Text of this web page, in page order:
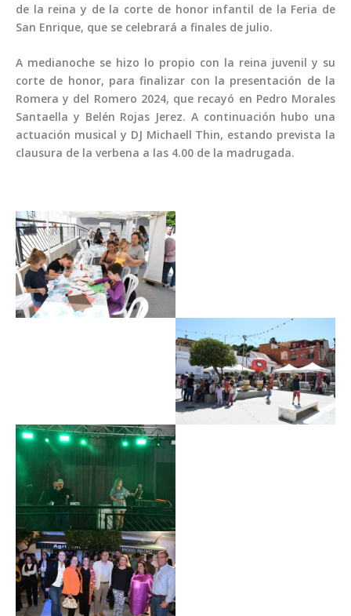
de la reina y de la corte de honor infantil de la Feria de
San Enrique, que se celebrará a finales de julio.
A medianoche se hizo lo propio con la reina juvenil y su
corte de honor, para finalizar con la presentación de la
Romera y del Romero 2024, que recayó en Pedro Morales
Santaella y Belén Rojas Jerez. A continuación hubo una
actuación musical y DJ Michaell Thin, estando prevista la
clausura de la verbena a las 4.00 de la madrugada.